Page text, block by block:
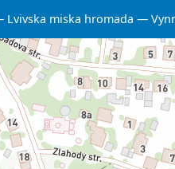
Lvivska miska hromada